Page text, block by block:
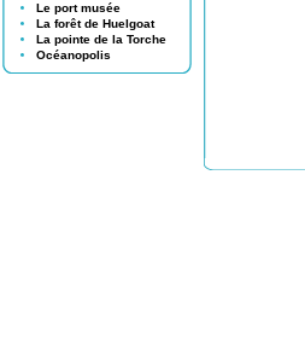
Le port musée
La forêt de Huelgoat
La pointe de la Torche
Océanopolis